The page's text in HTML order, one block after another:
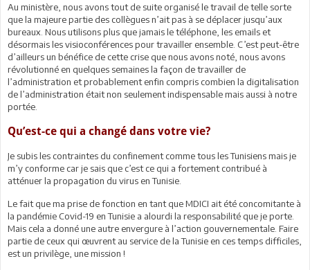
Au ministère, nous avons tout de suite organisé le travail de telle sorte
que la majeure partie des collègues n’ait pas à se déplacer jusqu’aux
bureaux. Nous utilisons plus que jamais le téléphone, les emails et
désormais les visioconférences pour travailler ensemble. C’est peut-être
d’ailleurs un bénéfice de cette crise que nous avons noté, nous avons
révolutionné en quelques semaines la façon de travailler de
l’administration et probablement enfin compris combien la digitalisation
de l’administration était non seulement indispensable mais aussi à notre
portée.
Qu’est-ce qui a changé dans votre vie?
Je subis les contraintes du confinement comme tous les Tunisiens mais je
m’y conforme car je sais que c’est ce qui a fortement contribué à
atténuer la propagation du virus en Tunisie.
Le fait que ma prise de fonction en tant que MDICI ait été concomitante à
la pandémie Covid-19 en Tunisie a alourdi la responsabilité que je porte.
Mais cela a donné une autre envergure à l’action gouvernementale. Faire
partie de ceux qui œuvrent au service de la Tunisie en ces temps difficiles,
est un privilège, une mission !